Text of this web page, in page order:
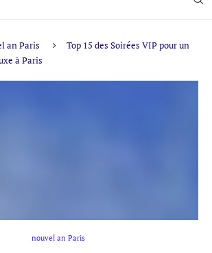
an Paris
Top 15 des Soirées VIP pour un
à Paris
nouvel an Paris